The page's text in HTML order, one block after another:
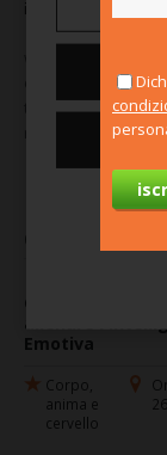
insieme a chi ci
049 2618705
referente:
Come sviluppare
allenare
Emotiva
Corpo,
anima e
cervello